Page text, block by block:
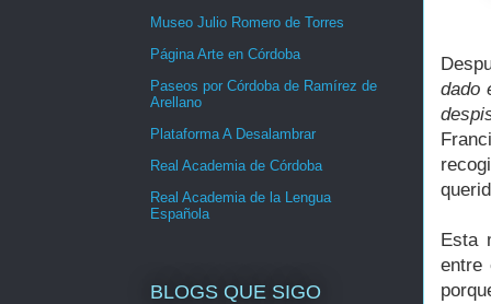
dado
Esta
entre
Museo Julio Romero de Torres
Página Arte en Córdoba
Paseos por Córdoba de Ramírez de
Arellano
Plataforma A Desalambrar
Real Academia de Córdoba
Real Academia de la Lengua
Española
BLOGS QUE SIGO